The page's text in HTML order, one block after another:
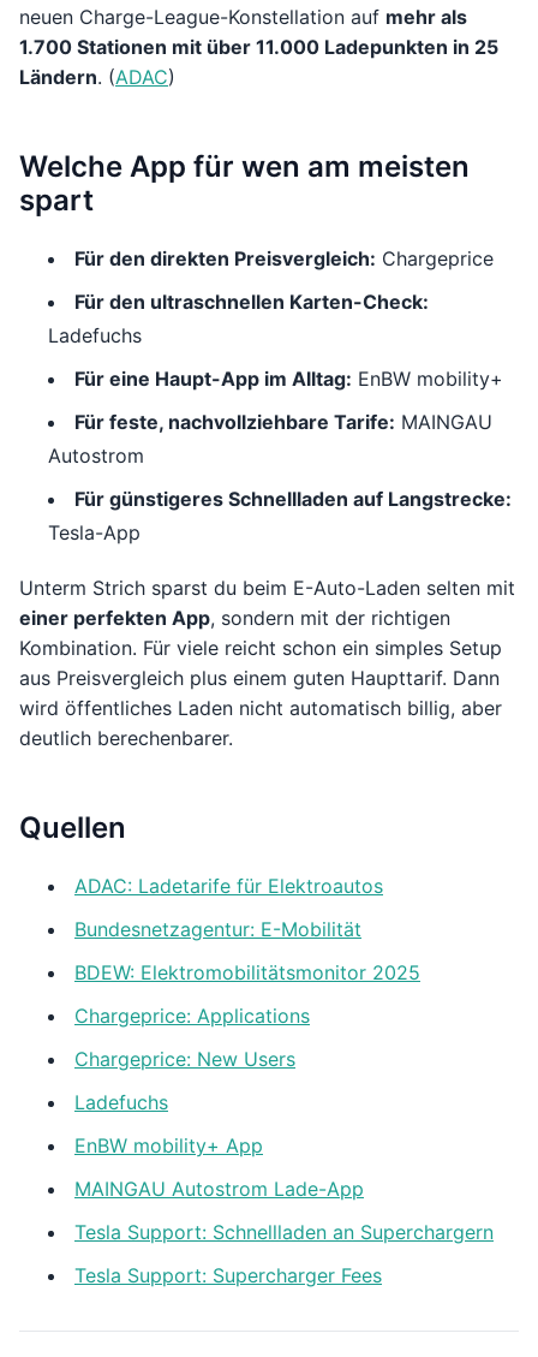
neuen Charge-League-Konstellation auf mehr als
1.700 Stationen mit über 11.000 Ladepunkten in 25
Ländern. (ADAC)
Welche App für wen am meisten
spart
Für den direkten Preisvergleich: Chargeprice
Für den ultraschnellen Karten-Check:
Ladefuchs
Für eine Haupt-App im Alltag: EnBW mobility+
Für feste, nachvollziehbare Tarife: MAINGAU
Autostrom
Für günstigeres Schnellladen auf Langstrecke:
Tesla-App
Unterm Strich sparst du beim E-Auto-Laden selten mit
einer perfekten App, sondern mit der richtigen
Kombination. Für viele reicht schon ein simples Setup
aus Preisvergleich plus einem guten Haupttarif. Dann
wird öffentliches Laden nicht automatisch billig, aber
deutlich berechenbarer.
Quellen
ADAC: Ladetarife für Elektroautos
Bundesnetzagentur: E-Mobilität
BDEW: Elektromobilitätsmonitor 2025
Chargeprice: Applications
Chargeprice: New Users
Ladefuchs
EnBW mobility+ App
MAINGAU Autostrom Lade-App
Tesla Support: Schnellladen an Superchargern
Tesla Support: Supercharger Fees